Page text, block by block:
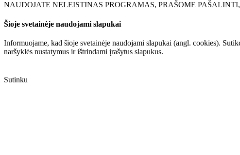
NAUDOJATE NELEISTINAS PROGRAMAS, PRAŠOME
Šioje svetainėje naudojami slapukai
Informuojame, kad šioje svetainėje naudojami slapukai (angl. cookies).
naršyklės nustatymus ir ištrindami įrašytus slapukus.
Sutinku